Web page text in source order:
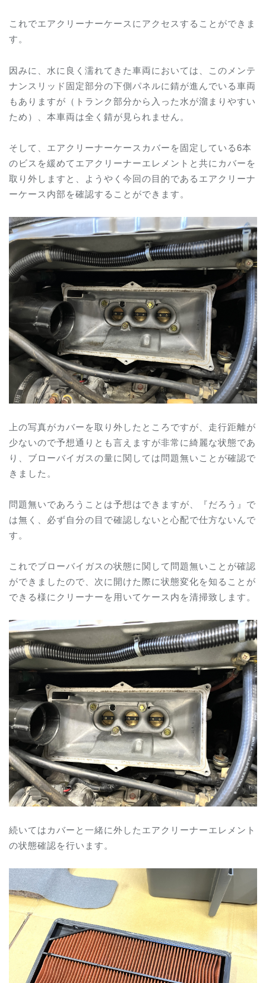
これでエアクリーナーケースにアクセスすることができま
す。
因みに、水に良く濡れてきた車両においては、このメンテ
ナンスリッド固定部分の下側パネルに錆が進んでいる車両
もありますが（トランク部分から入った水が溜まりやすい
ため）、本車両は全く錆が見られません。
そして、エアクリーナーケースカバーを固定している6本
のビスを緩めてエアクリーナーエレメントと共にカバーを
取り外しますと、ようやく今回の目的であるエアクリーナ
ーケース内部を確認することができます。
上の写真がカバーを取り外したところですが、走行距離が
少ないので予想通りとも言えますが非常に綺麗な状態であ
り、ブローバイガスの量に関しては問題無いことが確認で
きました。
問題無いであろうことは予想はできますが、『だろう』で
は無く、必ず自分の目で確認しないと心配で仕方ないんで
す。
これでブローバイガスの状態に関して問題無いことが確認
ができましたので、次に開けた際に状態変化を知ることが
できる様にクリーナーを用いてケース内を清掃致します。
続いてはカバーと一緒に外したエアクリーナーエレメント
の状態確認を行います。